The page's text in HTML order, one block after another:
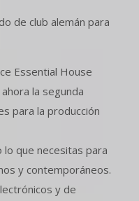
de club alemán para
Essential House
la segunda
para la producción
que necesitas para
y contemporáneos.
y de